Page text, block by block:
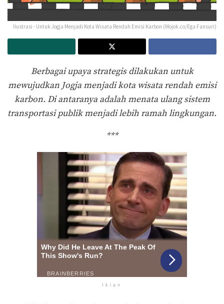
Ilustrasi - Untuk Jogja Menjadi Kota Wisata Rendah Emisi Karbon (Mojok.co/Ega Fansuri)
Berbagai upaya strategis dilakukan untuk
mewujudkan Jogja menjadi kota wisata rendah emisi
karbon. Di antaranya adalah menata ulang sistem
transportasi publik menjadi lebih ramah lingkungan.
***
Iklan